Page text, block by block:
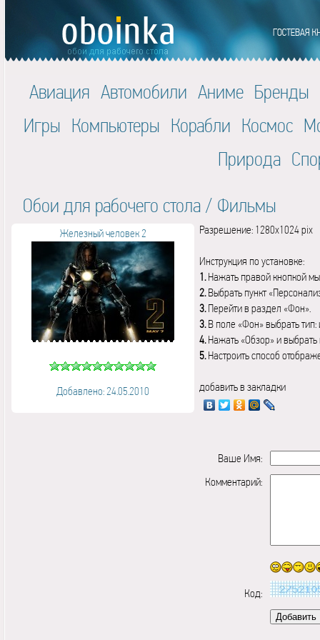
Авиация Автомобили Аниме Бренды
Игры Компьютеры Корабли Космос
Природа
Обои для рабочего стола / Фильмы
Железный человек 2
Добавлено: 24.05.2010
Разрешение: 1280x1024 pix
Инструкция по установке:
1.Нажать правой кнопкой
2.Выбрать пункт
3.Перейти в раздел «Фон».
3.В поле «Фон» выбрать
4.Нажать «Обзор» и выбрать
5.Настроить способ
добавить в закладки
Ваше Имя:
Комментарий:
Код: